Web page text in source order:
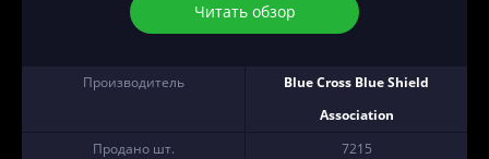
Читать обзор
Производитель
Blue Cross Blue Shield
Association
Продано шт.
7215